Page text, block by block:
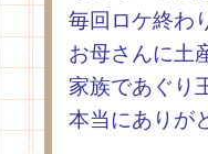
毎回ロケ終わ
お母さんに土
家族であぐり
本当にありが